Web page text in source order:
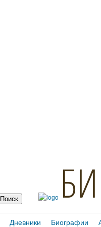
Дневники Биографии